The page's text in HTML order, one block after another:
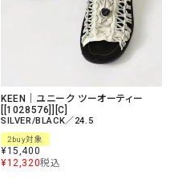
KEEN｜ユニーク ツーオーティー
[[1028576]][C]
SILVER/BLACK／24.5
2buy対象
¥15,400
¥12,320税込